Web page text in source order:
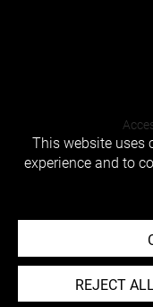
This website uses
experience and to
REJECT